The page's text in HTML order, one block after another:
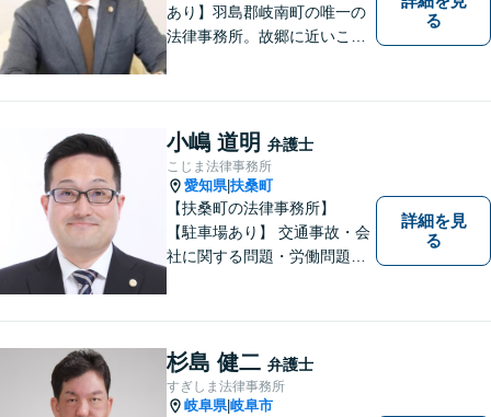
あり】羽島郡岐南町の唯一の
法律事務所。故郷に近いこの
弁護をいたします。依頼者と
弁護士という垣根を超えて、
良きパートナーとして貢献し
ます。【会社勤務経験あり】
る
小嶋 道明 弁護士
こじま法律事務所
愛知県|扶桑町
【扶桑町の法律事務所】
【駐車場あり】 交通事故・会
社に関する問題・労働問題・
詳細を見
る
杉島 健二 弁護士
すぎしま法律事務所
岐阜県|岐阜市